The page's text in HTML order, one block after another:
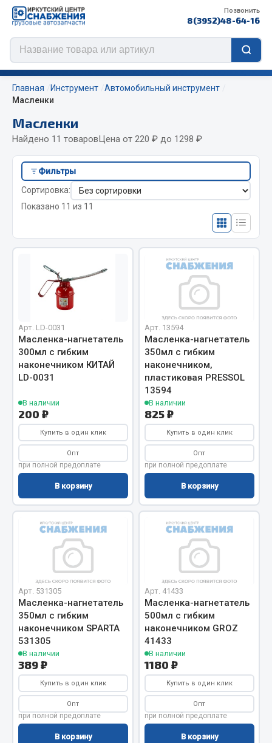
Позвонить
8(3952)48-64-16
Цепи противоскольжения
ЦЕПИ РОССИЯ
ЦЕПИ BOHU (Китай)
Изготовление цепей на колеса BOHU
QITONG
Весь раздел
Отопители салона, подогреватели
Автономные воздушные отопители
Жидкостные подогреватели
Отопители салона
Подогреватели тосола
Весь раздел
Автотовары
Автокаталоги
Аксессуары автомобильные
Аптечки и знаки автомобильные
Вентиляторы кабины
Вымпела
Показать ещё
Весь раздел
Смазочные материалы
Масла
Охладжающие жидкости
Технические жидкости
Весь раздел
Главная Инструмент
Автомобильный инструмент
Масленки
Масленки
Найдено 11 товаровЦена от 220 ₽ до 1298 ₽
Фильтры
Сортировка:
Показано 11 из 11
Арт. LD-0031
Масленка-нагнетатель
300мл с гибким
наконечником КИТАЙ
LD-0031
В наличии
200 ₽
Купить в один клик
Опт
при полной предоплате
В корзину
Арт. 13594
Масленка-нагнетатель
350мл с гибким
наконечником,
пластиковая PRESSOL
13594
В наличии
825 ₽
Купить в один клик
Опт
при полной предоплате
В корзину
Арт. 531305
Масленка-нагнетатель
350мл с гибким
наконечником SPARTA
531305
В наличии
389 ₽
Купить в один клик
Опт
при полной предоплате
В корзину
Арт. 41433
Масленка-нагнетатель
500мл с гибким
наконечником GROZ
41433
В наличии
1180 ₽
Купить в один клик
Опт
при полной предоплате
В корзину